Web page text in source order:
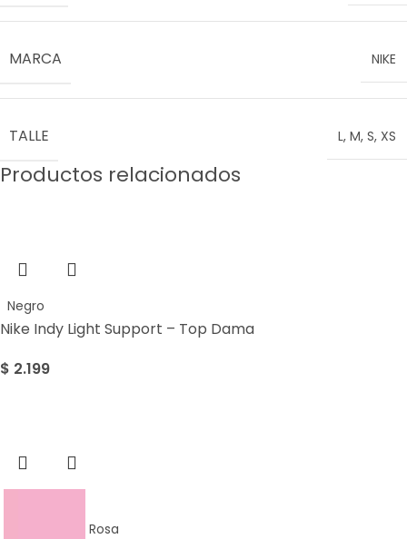
MARCA NIKE
TALLE L, M, S, XS
Productos relacionados
Negro
Nike Indy Light Support – Top Dama
$ 2.199
Rosa